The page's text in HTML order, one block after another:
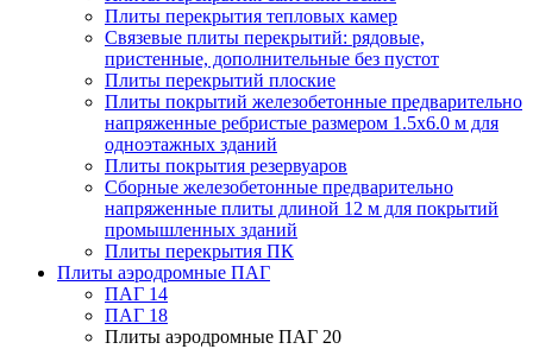
Плиты перекрытия тепловых камер
Связевые плиты перекрытий: рядовые,
пристенные, дополнительные без пустот
Плиты перекрытий плоские
Плиты покрытий железобетонные предварительно
напряженные ребристые размером 1.5х6.0 м для
одноэтажных зданий
Плиты покрытия резервуаров
Сборные железобетонные предварительно
напряженные плиты длиной 12 м для покрытий
промышленных зданий
Плиты перекрытия ПК
Плиты аэродромные ПАГ
ПАГ 14
ПАГ 18
Плиты аэродромные ПАГ 20